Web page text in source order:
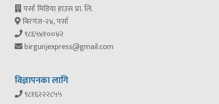
पर्सा मिडिया हाउस प्रा. लि.
बिरगंज-२४, पर्सा
९८६५४१००४२
birgunjexpress@gmail.com
विज्ञापनका लागि
९८१६२२२८५५